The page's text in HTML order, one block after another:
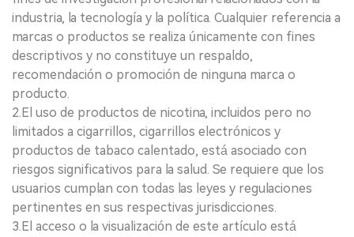
industria, la tecnología y la política. Cualquier referencia a
marcas o productos se realiza únicamente con fines
descriptivos y no constituye un respaldo,
recomendación o promoción de ninguna marca o
producto.
2.El uso de productos de nicotina, incluidos pero no
limitados a cigarrillos, cigarrillos electrónicos y
productos de tabaco calentado, está asociado con
riesgos significativos para la salud. Se requiere que los
usuarios cumplan con todas las leyes y regulaciones
pertinentes en sus respectivas jurisdicciones.
3.El acceso o la visualización de este artículo está